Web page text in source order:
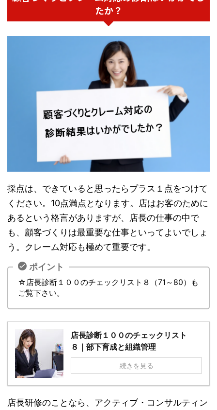
たか？
採点は、できていると思ったらプラス１点をつけて
ください。10点満点となります。店はお客のために
あるという格言がありますが、店長の仕事の中で
も、顧客づくりは最重要な仕事といってよいでしょ
う。クレーム対応も極めて重要です。
ポイント
☆店長診断１００のチェックリスト８（71～80）も
ご覧下さい。
店長診断１００のチェックリスト
８｜部下育成と組織管理
続きを見る
店長研修のことなら、アクティブ・コンサルティン